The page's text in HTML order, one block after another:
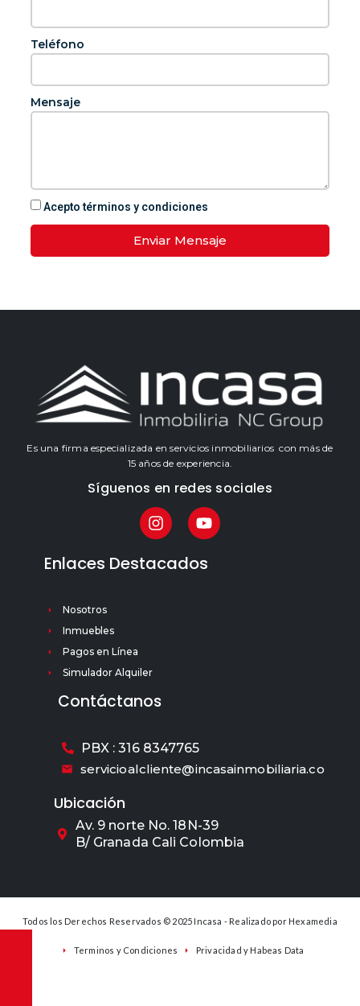
Teléfono
Mensaje
Acepto términos y condiciones
Enviar Mensaje
Es una firma especializada en servicios inmobiliarios con más de
15 años de experiencia.
Síguenos en redes sociales
Enlaces Destacados
Nosotros
Inmuebles
Pagos en Línea
Simulador Alquiler
Contáctanos
PBX : 316 8347765
servicioalcliente@incasainmobiliaria.co
Ubicación
Av. 9 norte No. 18N-39
B/ Granada Cali Colombia
Todos los Derechos Reservados © 2025 Incasa - Realizado por Hexamedia
Terminos y Condiciones Privacidad y Habeas Data